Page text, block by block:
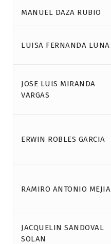
MANUEL DAZA RUBIO
LUISA FERNANDA LUNA
JOSE LUIS MIRANDA
VARGAS
ERWIN ROBLES GARCIA
RAMIRO ANTONIO MEJIA
JACQUELIN SANDOVAL
SOLAN